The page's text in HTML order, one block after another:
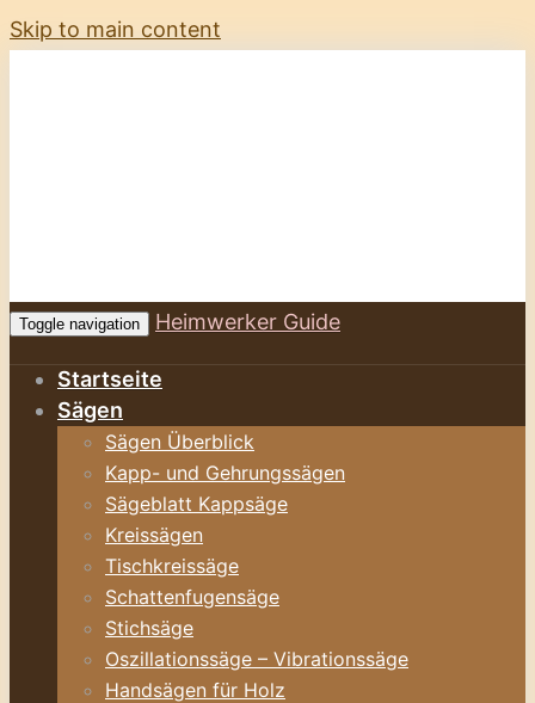
Skip to main content
Toggle navigation Heimwerker Guide
Startseite
Sägen
Sägen Überblick
Kapp- und Gehrungssägen
Sägeblatt Kappsäge
Kreissägen
Tischkreissäge
Schattenfugensäge
Stichsäge
Oszillationssäge – Vibrationssäge
Handsägen für Holz